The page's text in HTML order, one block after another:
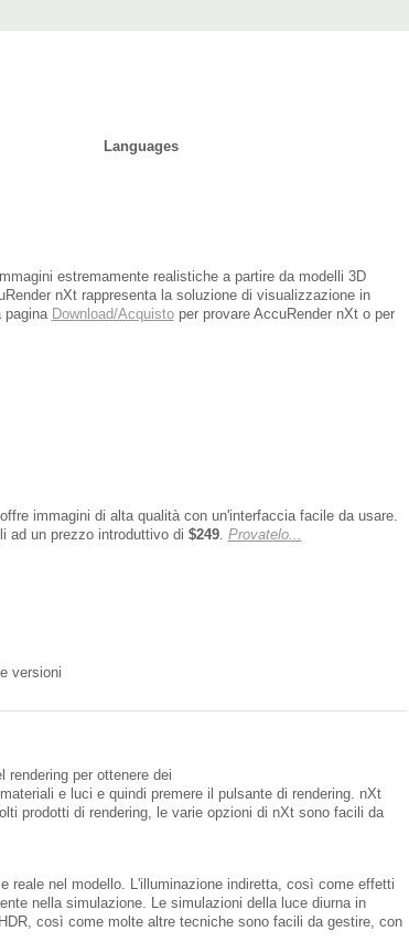
Languages
estremamente realistiche a partire da modelli 3D
nXt rappresenta la soluzione di visualizzazione in
pagina Download/Acquistoper provare AccuRender nXt o per
immagini di alta qualità con un'interfaccia facile da usare.
ad un prezzo introduttivo di $249. Provatelo...
versioni
per ottenere dei
e luci e quindi premere il pulsante di rendering. nXt
prodotti di rendering, le varie opzioni di nXt sono facili da
reale nel modello. L'illuminazione indiretta, così come effetti
nella simulazione. Le simulazioni della luce diurna in
così come molte altre tecniche sono facili da gestire, con